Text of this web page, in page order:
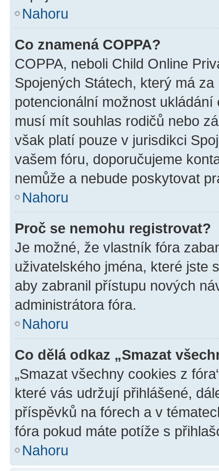
Nahoru
Co znamená COPPA?
COPPA, neboli Child Online
Spojených Státech, který má
potencionální možnost
musí mít souhlas rodičů nebo
však platí pouze v jurisdikci
vašem fóru, doporučujeme
nemůže a nebude poskytovat
Nahoru
Proč se nemohu registrovat?
Je možné, že vlastník fóra
uživatelského jména, které jste
aby zabranil přístupu nových
administrátora fóra.
Nahoru
Co dělá odkaz „Smazat
„Smazat všechny cookies z
které vás udržují přihlášené,
příspěvků na fórech a v
fóra pokud máte potíže s
Nahoru